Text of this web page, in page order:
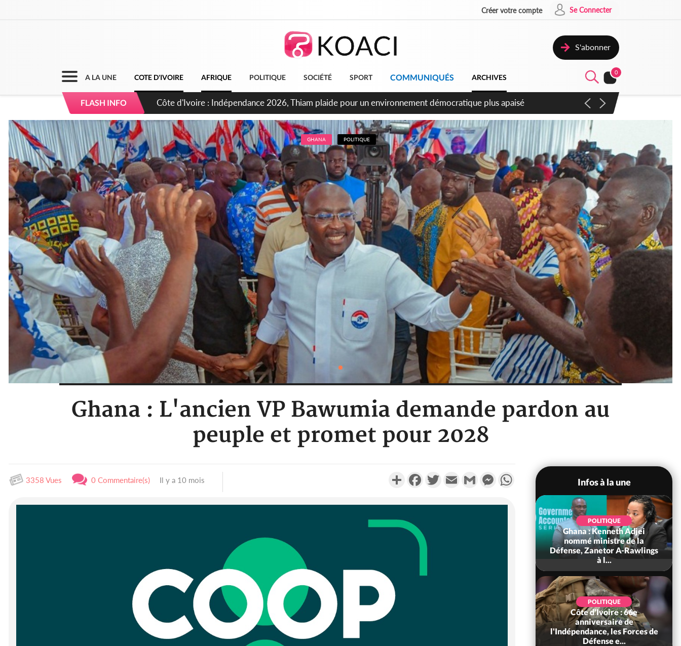
Créer votre compte Se Connecter
S'abonner
A LA UNE COTE D'IVOIRE AFRIQUE POLITIQUE SOCIÉTÉ SPORT COMMUNIQUÉS ARCHIVES
0
FLASH INFO Côte d'Ivoire : Concours INFAS 2026, les convocations seront disponibles à compter du samedi
GHANA POLITIQUE
Ghana : L'ancien VP Bawumia demande pardon au
peuple et promet pour 2028
3358 Vues 0 Commentaire(s) Il y a 10 mois PartagerFacebookTwitterEmail Gmail MessengerWhatsApp
Infos à la une
Côte d'Ivoire : Indépendance
à Grand-Béréby, le Sous-
POLITIQUE
Ghana : Kenneth Adjei
nommé ministre de la
Défense, Zanetor A-Rawlings
à l...
POLITIQUE
Côte d'Ivoire : 66e
anniversaire de
l'Indépendance, les Forces de
Défense e...